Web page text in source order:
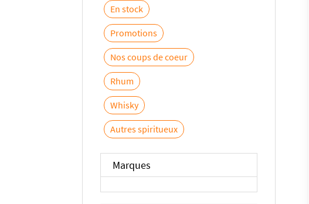
En stock
Promotions
Nos coups de coeur
Rhum
Whisky
Autres spiritueux
Marques